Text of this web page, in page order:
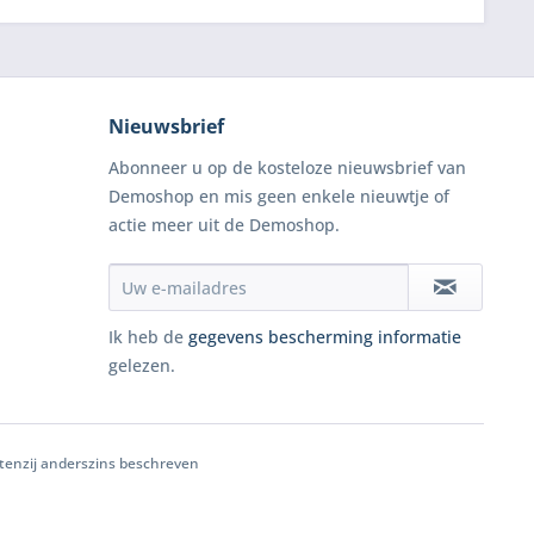
Nieuwsbrief
Abonneer u op de kosteloze nieuwsbrief van
Demoshop en mis geen enkele nieuwtje of
actie meer uit de Demoshop.
Ik heb de gegevens bescherming informatie
gelezen.
anderszins beschreven